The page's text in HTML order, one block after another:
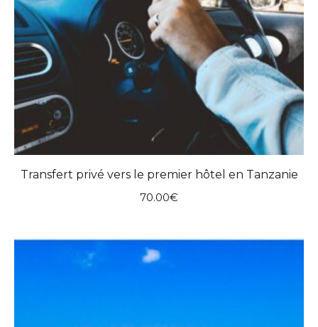
Transfert privé vers le premier hôtel en Tanzanie
70.00€